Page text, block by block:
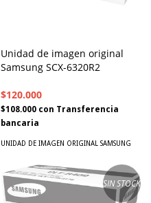
Unidad de imagen original
Samsung SCX-6320R2
$120.000
$108.000 con Transferencia
bancaria
UNIDAD DE IMAGEN ORIGINAL SAMSUNG
SIN STOCK